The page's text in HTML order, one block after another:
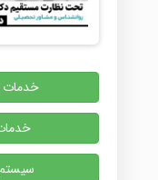
خدمات